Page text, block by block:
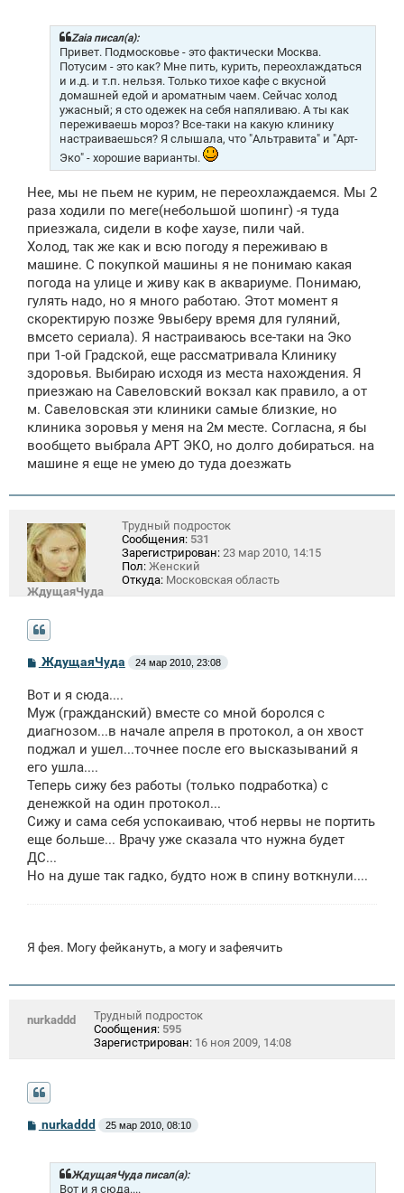
Zaia писал(а):
Привет. Подмосковье - это фактически Москва.
Потусим - это как? Мне пить, курить, переохлаждаться
и и.д. и т.п. нельзя. Только тихое кафе с вкусной
домашней едой и ароматным чаем. Сейчас холод
ужасный; я сто одежек на себя напяливаю. А ты как
переживаешь мороз? Все-таки на какую клинику
настраиваешься? Я слышала, что "Альтравита" и "Арт-
Эко" - хорошие варианты.
Нее, мы не пьем не курим, не переохлаждаемся. Мы 2
раза ходили по меге(небольшой шопинг) -я туда
приезжала, сидели в кофе хаузе, пили чай.
Холод, так же как и всю погоду я переживаю в
машине. С покупкой машины я не понимаю какая
погода на улице и живу как в аквариуме. Понимаю,
гулять надо, но я много работаю. Этот момент я
скоректирую позже 9выберу время для гуляний,
вмсето сериала). Я настраиваюсь все-таки на Эко
при 1-ой Градской, еще рассматривала Клинику
здоровья. Выбираю исходя из места нахождения. Я
приезжаю на Савеловский вокзал как правило, а от
м. Савеловская эти клиники самые близкие, но
клиника зоровья у меня на 2м месте. Согласна, я бы
вообщето выбрала АРТ ЭКО, но долго добираться. на
машине я еще не умею до туда доезжать
ЖдущаяЧуда
Трудный подросток
Сообщения: 531
Зарегистрирован: 23 мар 2010, 14:15
Пол: Женский
Откуда: Московская область
С
б
щ
е
н
и
ЖдущаяЧуда 24 мар 2010, 23:08
Вот и я сюда....
Муж (гражданский) вместе со мной боролся с
диагнозом...в начале апреля в протокол, а он хвост
поджал и ушел...точнее после его высказываний я
его ушла....
Теперь сижу без работы (только подработка) с
денежкой на один протокол...
Сижу и сама себя успокаиваю, чтоб нервы не портить
еще больше... Врачу уже сказала что нужна будет
ДС...
Но на душе так гадко, будто нож в спину воткнули....
Я фея. Могу фейкануть, а могу и зафеячить
nurkaddd
Трудный подросток
Сообщения: 595
Зарегистрирован: 16 ноя 2009, 14:08
Сnurkaddd 25 мар 2010, 08:10
ЖдущаяЧуда писал(а):
Вот и я сюда....